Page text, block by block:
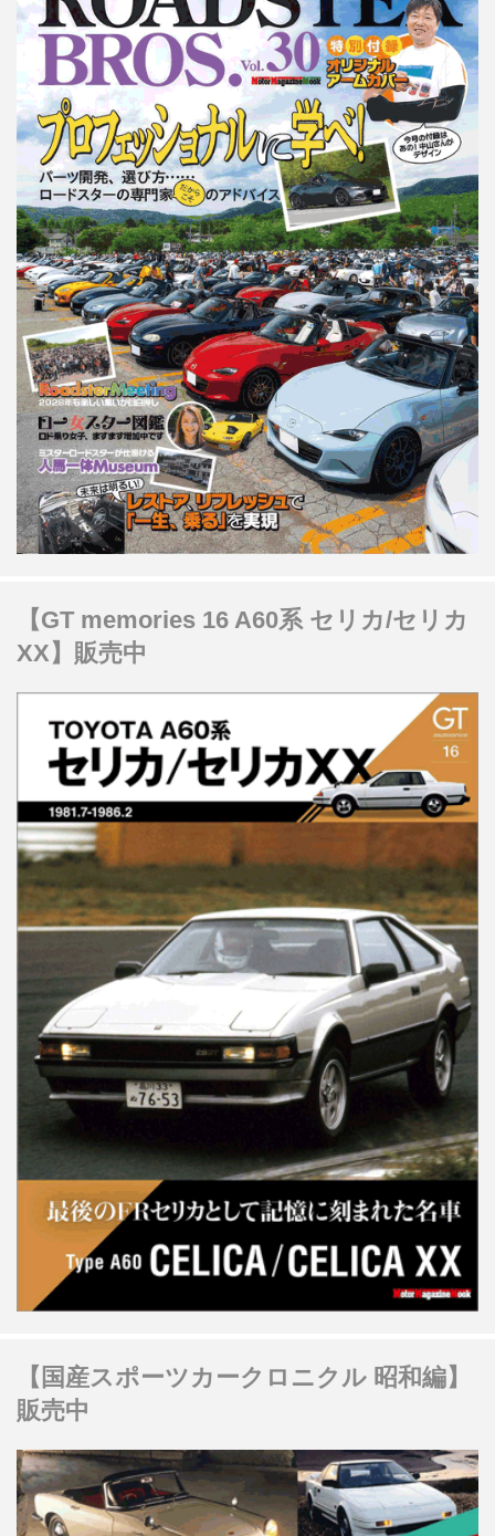
【GT memories 16 A60系 セリカ/セリカ
XX】販売中
【国産スポーツカークロニクル 昭和編】
販売中